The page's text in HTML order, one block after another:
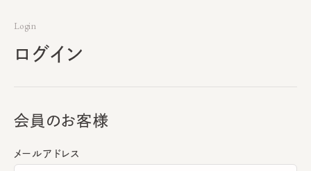
Login
ログイン
会員のお客様
メールアドレス